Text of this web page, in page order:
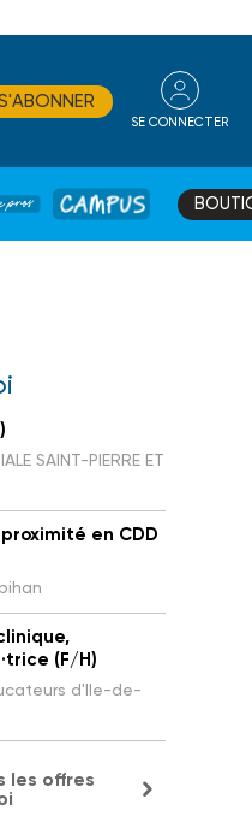
SE CONNECTER
CAMPUS
SAINT-PIERRE ET
en CDD
(F/H)
d'Ile-de-
les offres